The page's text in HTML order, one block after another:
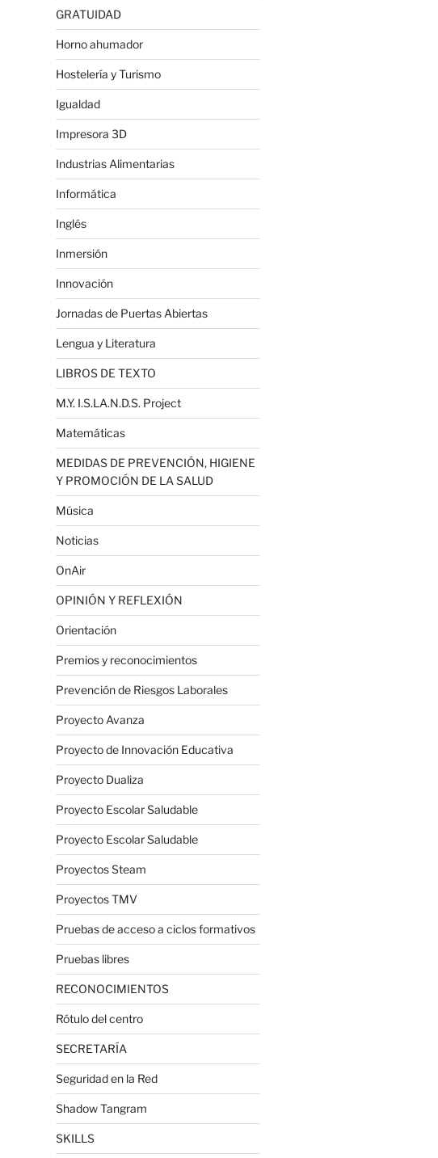
GRATUIDAD
Horno ahumador
Hostelería y Turismo
Igualdad
Impresora 3D
Industrias Alimentarias
Informática
Inglés
Inmersión
Innovación
Jornadas de Puertas Abiertas
Lengua y Literatura
LIBROS DE TEXTO
M.Y. I.S.LA.N.D.S. Project
Matemáticas
MEDIDAS DE PREVENCIÓN, HIGIENE
Y PROMOCIÓN DE LA SALUD
Música
Noticias
OnAir
OPINIÓN Y REFLEXIÓN
Orientación
Premios y reconocimientos
Prevención de Riesgos Laborales
Proyecto Avanza
Proyecto de Innovación Educativa
Proyecto Dualiza
Proyecto Escolar Saludable
Proyecto Escolar Saludable
Proyectos Steam
Proyectos TMV
Pruebas de acceso a ciclos formativos
Pruebas libres
RECONOCIMIENTOS
Rótulo del centro
SECRETARÍA
Seguridad en la Red
Shadow Tangram
SKILLS